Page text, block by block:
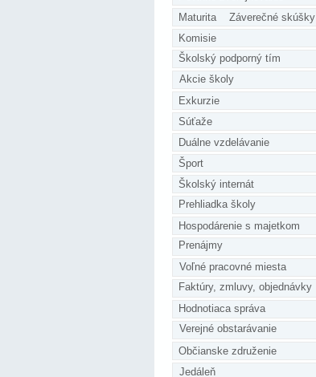
Maturita    Záverečné skúšky
Hodnotiaca správa
Verejné obstarávanie
Prehliadka školy
Šport
Školský internát
Komisie
Školský podporný tím
Občianske združenie
Prenájmy
Jedáleň
Faktúry, zmluvy, objednávky
Duálne vzdelávanie
Exkurzie
Súťaže
Voľné pracovné miesta
Akcie školy
Hospodárenie s majetkom